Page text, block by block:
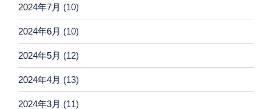
2024年7月 (10)
2024年6月 (10)
2024年5月 (12)
2024年4月 (13)
2024年3月 (11)